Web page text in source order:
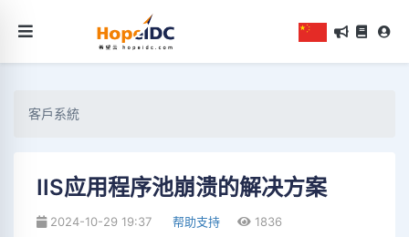
客戶系統
IIS应用程序池崩溃的解决方案
2024-10-29 19:37 帮助支持 1836